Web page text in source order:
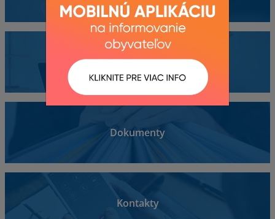
Obecný úrad
Dokumenty
Kontakty